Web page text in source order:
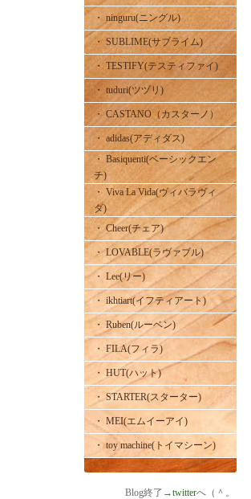
・ ninguru(ニングル)
・ SUBLIME(サブライム)
・ TESTIFY(テスティファイ)
・ tuduri(ツヅリ)
・ CASTANO（カスターノ）
・ adidas(アディダス)
・ Basiquenti(ベーシックエン
チ)
・ Viva La Vida(ヴィバラヴィ
ダ)
・ Cheer(チェア)
・ LOVABLE(ラヴァブル)
・ Lee(リー)
・ ikhtiart(イフティアート)
・ Ruben(ルーベン)
・ FILA(フィラ)
・ HUT(ハット)
・ STARTER(スターター)
・ MEI(エムイーアイ)
・ toy machine(トイマシーン)
Blog終了→twitterへ（＾。